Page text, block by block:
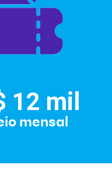
12 mil
mensal